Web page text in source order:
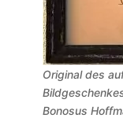
Original des
Bonosus